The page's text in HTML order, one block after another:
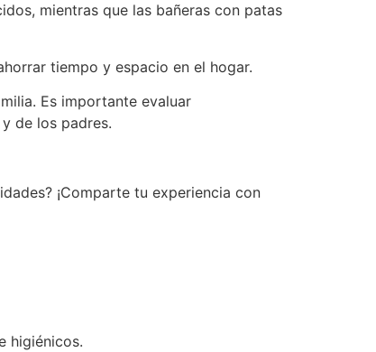
mientras que las bañeras con patas
tiempo y espacio en el hogar.
Es importante evaluar
de los padres.
¡Comparte tu experiencia con
higiénicos.